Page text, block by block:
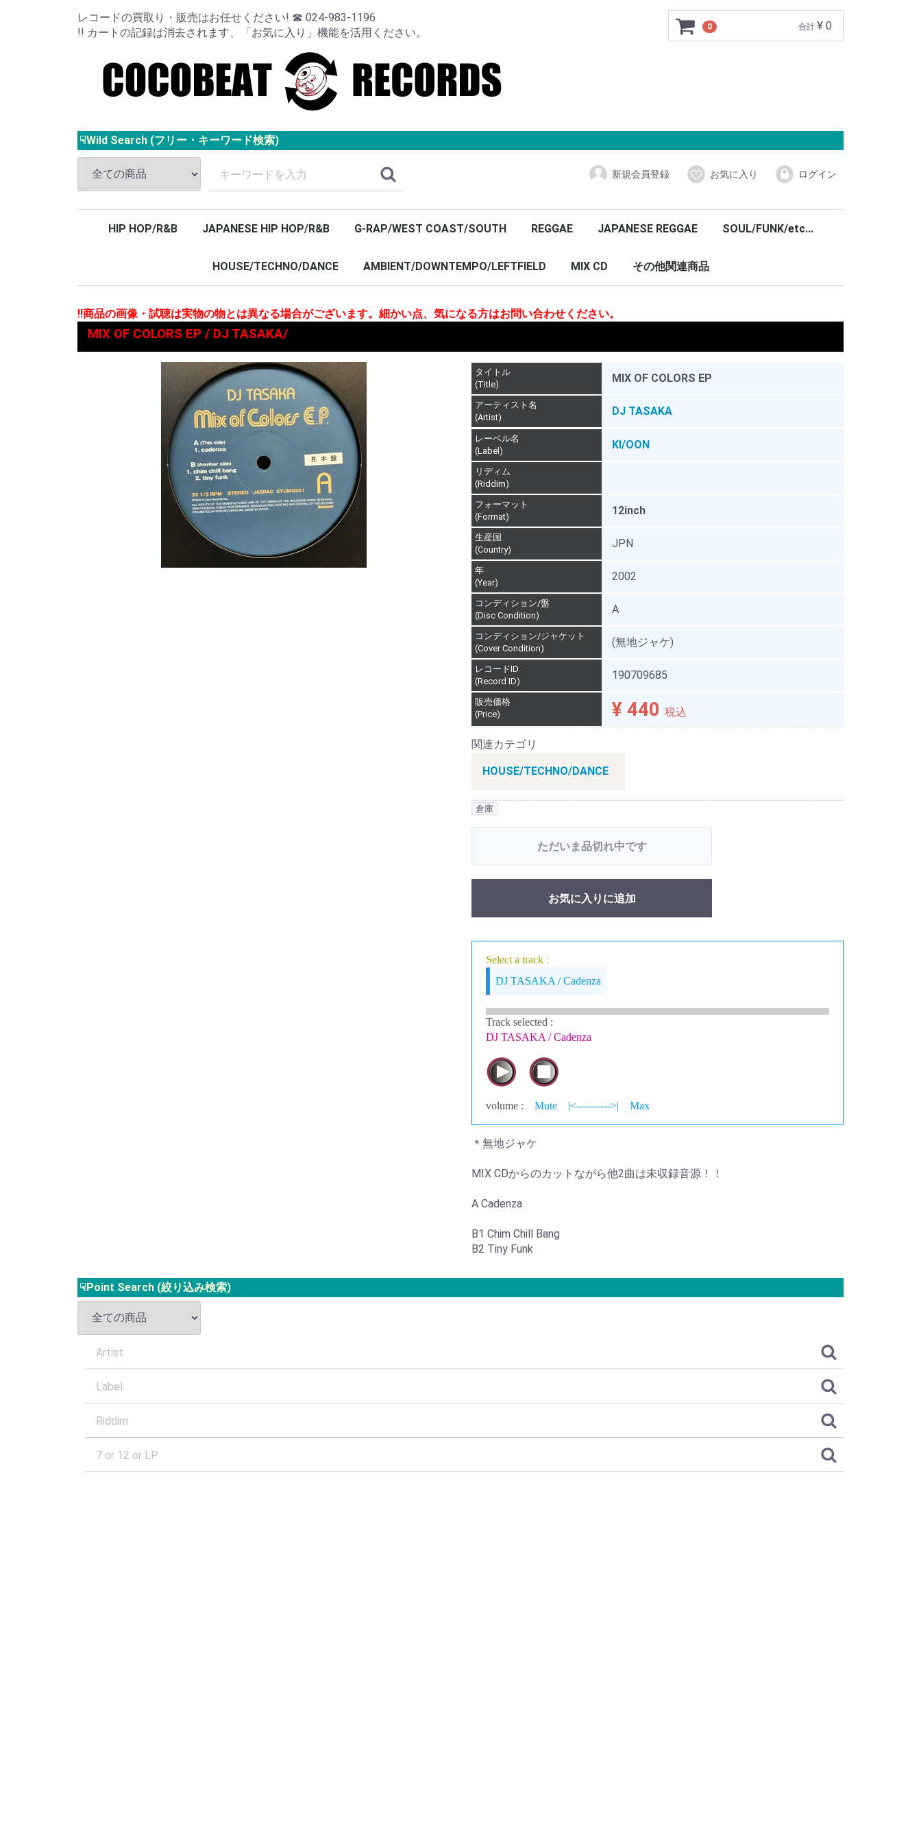
レコードの買取り・販売はお任せください! ☎ 024-983-1196
!! カートの記録は消去されます、「お気に入り」機能を活用ください。
0 合計 ¥ 0
☟Wild Search (フリー・キーワード検索)
新規会員登録 お気に入り ログイン
HIP HOP/R&B JAPANESE HIP HOP/R&B G-RAP/WEST COAST/SOUTH REGGAE JAPANESE REGGAE SOUL/FUNK/etc...
HOUSE/TECHNO/DANCE AMBIENT/DOWNTEMPO/LEFTFIELD MIX CD その他関連商品
!!商品の画像・試聴は実物の物とは異なる場合がございます。細かい点、気になる方はお問い合わせください。
MIX OF COLORS EP / DJ TASAKA/
タイトル
(Title)
MIX OF COLORS EP
アーティスト名
(Artist)
DJ TASAKA
レーベル名
(Label)
KI/OON
リディム
(Riddim)
フォーマット
(Format)
12inch
生産国
(Country)
JPN
年
(Year)
2002
コンディション/盤
(Disc Condition)
A
コンディション/ジャケット
(Cover Condition)
(無地ジャケ)
レコードID
(Record ID)
190709685
販売価格
(Price)
¥ 440 税込
関連カテゴリ
HOUSE/TECHNO/DANCE
倉庫
ただいま品切れ中です
お気に入りに追加
Select a track :
DJ TASAKA / Cadenza
Track selected :
DJ TASAKA / Cadenza
volume : Mute |<---------->| Max
＊無地ジャケ
MIX CDからのカットながら他2曲は未収録音源！！
A Cadenza
B1 Chim Chill Bang
B2 Tiny Funk
☟Point Search (絞り込み検索)